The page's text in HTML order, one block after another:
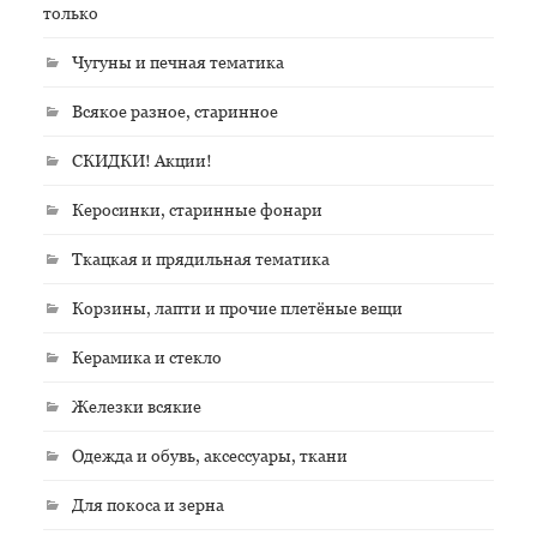
только
Чугуны и печная тематика
Всякое разное, старинное
СКИДКИ! Акции!
Керосинки, старинные фонари
Ткацкая и прядильная тематика
Корзины, лапти и прочие плетёные вещи
Керамика и стекло
Железки всякие
Одежда и обувь, аксессуары, ткани
Для покоса и зерна